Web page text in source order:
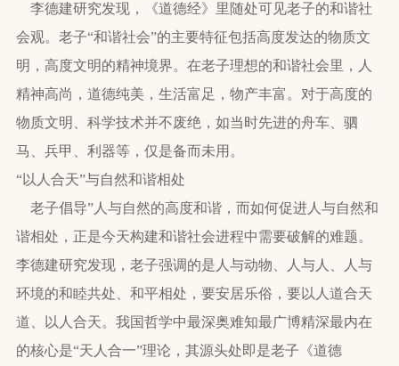
李德建研究发现，《道德经》里随处可见老子的和谐社
会观。老子“和谐社会”的主要特征包括高度发达的物质文
明，高度文明的精神境界。在老子理想的和谐社会里，人
精神高尚，道德纯美，生活富足，物产丰富。对于高度的
物质文明、科学技术并不废绝，如当时先进的舟车、驷
马、兵甲、利器等，仅是备而未用。
“以人合天”与自然和谐相处
老子倡导”人与自然的高度和谐，而如何促进人与自然和
谐相处，正是今天构建和谐社会进程中需要破解的难题。
李德建研究发现，老子强调的是人与动物、人与人、人与
环境的和睦共处、和平相处，要安居乐俗，要以人道合天
道、以人合天。我国哲学中最深奥难知最广博精深最内在
的核心是“天人合一”理论，其源头处即是老子《道德